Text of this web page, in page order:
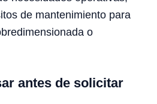
de mantenimiento para
o
antes de solicitar